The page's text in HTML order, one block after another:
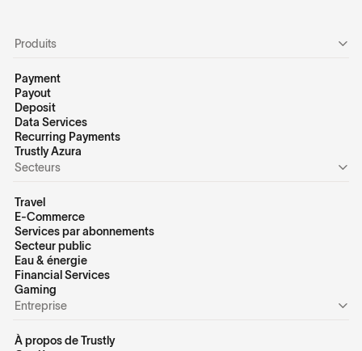
Produits
Payment
Payout
Deposit
Data Services
Recurring Payments
Trustly Azura
Secteurs
Travel
E-Commerce
Services par abonnements
Secteur public
Eau & énergie
Financial Services
Gaming
Entreprise
À propos de Trustly